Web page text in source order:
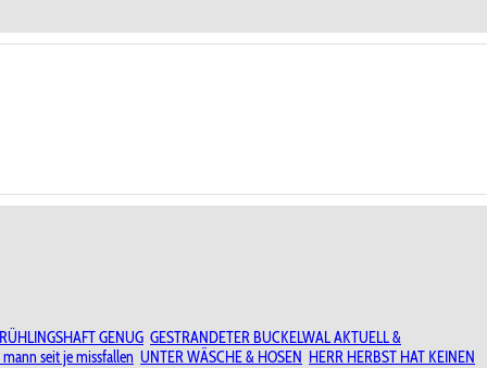
GENUG GESTRANDETER BUCKELWAL AKTUELL &
seit je missfallen UNTER WÄSCHE & HOSEN HERR HERBST HAT KEINEN